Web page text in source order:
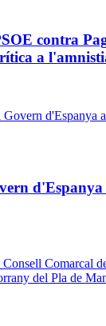
contra
a